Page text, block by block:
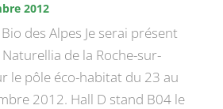
2012
des Alpes Je serai présent
de la Roche-sur-
le pôle éco-habitat du 23 au
2012. Hall D stand B04 le